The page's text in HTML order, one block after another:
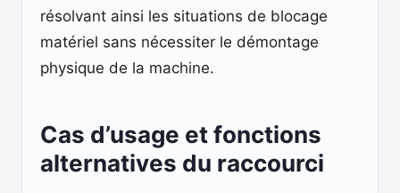
résolvant ainsi les situations de blocage
matériel sans nécessiter le démontage
physique de la machine.
Cas d’usage et fonctions
alternatives du raccourci